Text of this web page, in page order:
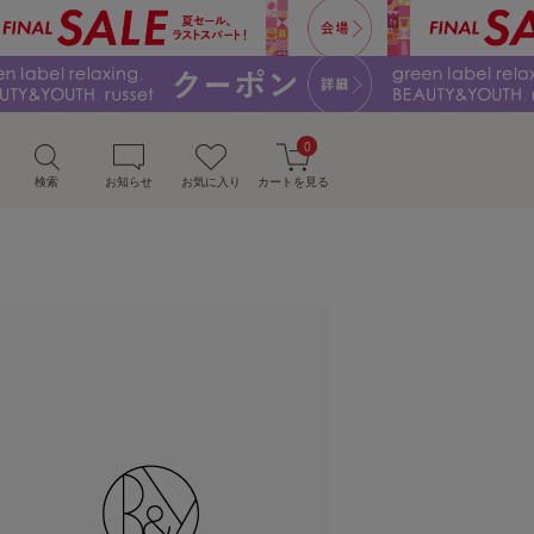
検索 お知らせ お気に入り カートを見る
0